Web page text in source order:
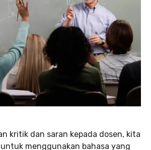
kritik dan saran kepada dosen, kita
menggunakan bahasa yang